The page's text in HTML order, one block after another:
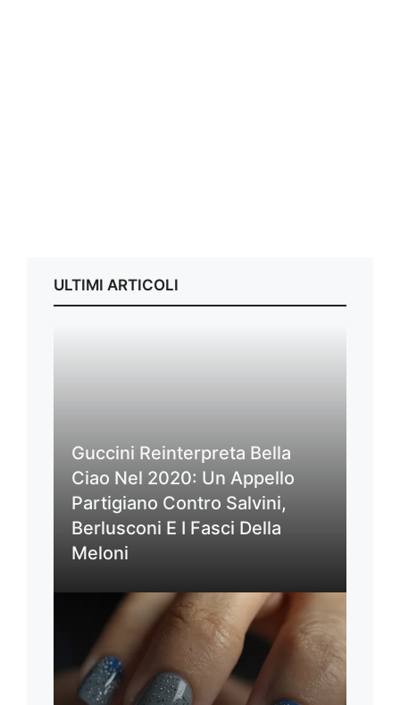
ULTIMI ARTICOLI
Guccini Reinterpreta Bella
Ciao Nel 2020: Un Appello
Partigiano Contro Salvini,
Berlusconi E I Fasci Della
Meloni